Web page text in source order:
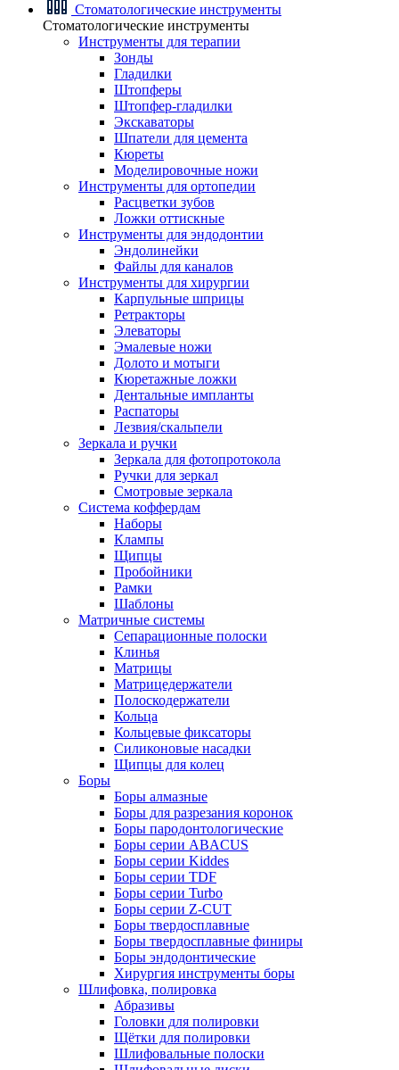
Стоматологические инструменты
Стоматологические инструменты
Инструменты для терапии
Зонды
Гладилки
Штопферы
Штопфер-гладилки
Экскаваторы
Шпатели для цемента
Кюреты
Моделировочные ножи
Инструменты для ортопедии
Расцветки зубов
Ложки оттискные
Инструменты для эндодонтии
Эндолинейки
Файлы для каналов
Инструменты для хирургии
Карпульные шприцы
Ретракторы
Элеваторы
Эмалевые ножи
Долото и мотыги
Кюретажные ложки
Дентальные импланты
Распаторы
Лезвия/скальпели
Зеркала и ручки
Зеркала для фотопротокола
Ручки для зеркал
Смотровые зеркала
Система коффердам
Наборы
Клампы
Щипцы
Пробойники
Рамки
Шаблоны
Матричные системы
Сепарационные полоски
Клинья
Матрицы
Матрицедержатели
Полоскодержатели
Кольца
Кольцевые фиксаторы
Силиконовые насадки
Щипцы для колец
Боры
Боры алмазные
Боры для разрезания коронок
Боры пародонтологические
Боры серии ABACUS
Боры серии Kiddes
Боры серии TDF
Боры серии Turbo
Боры серии Z-CUT
Боры твердосплавные
Боры твердосплавные финиры
Боры эндодонтические
Хирургия инструменты боры
Шлифовка, полировка
Абразивы
Головки для полировки
Щётки для полировки
Шлифовальные полоски